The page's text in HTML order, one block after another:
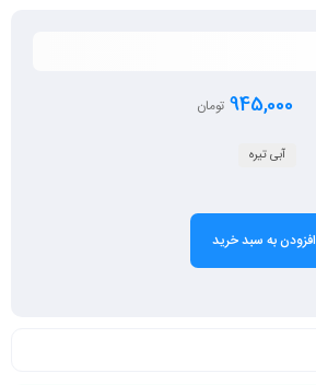
945,000 تومان
آبی تیره
افزودن به سبد خرید